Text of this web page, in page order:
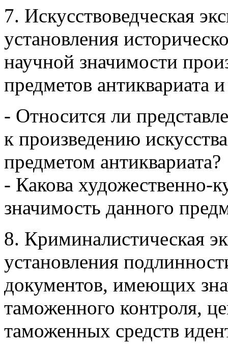
7. Искусствоведческая
установления
научной значимости
предметов антиквариата
- Относится ли
к произведению
предметом антиквариата?
- Какова художественно-
значимость данного
8. Криминалистическая
установления
документов, имеющих
таможенного контроля,
таможенных средств